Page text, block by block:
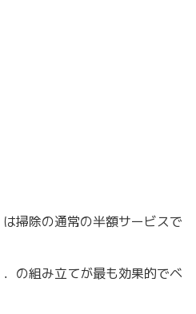
掃除の通常の半額サービスで
の組み立てが最も効果的でベ